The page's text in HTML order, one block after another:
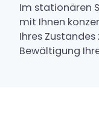
Im stationären
mit Ihnen
Ihres
Bewältigung